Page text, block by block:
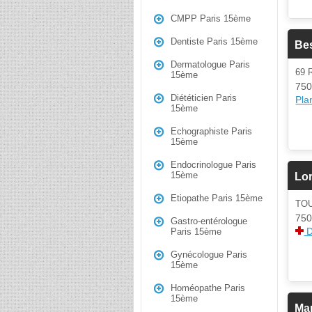
CMPP Paris 15ème
Dentiste Paris 15ème
Dermatologue Paris
15ème
Diététicien Paris
15ème
Echographiste Paris
15ème
Endocrinologue Paris
15ème
Etiopathe Paris 15ème
Gastro-entérologue
Paris 15ème
Gynécologue Paris
15ème
Homéopathe Paris
15ème
69